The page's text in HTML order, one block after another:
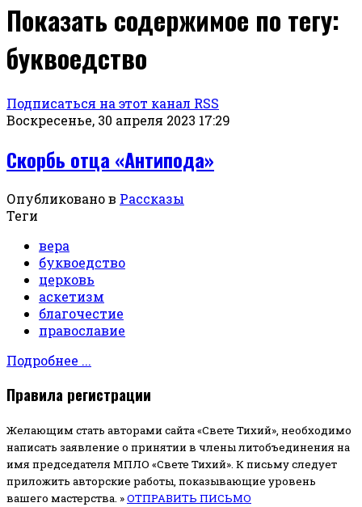
Показать содержимое по тегу:
буквоедство
Подписаться на этот канал RSS
Воскресенье, 30 апреля 2023 17:29
Скорбь отца «Антипода»
Опубликовано в Рассказы
Теги
вера
буквоедство
церковь
аскетизм
благочестие
православие
Подробнее ...
Правила регистрации
Желающим стать авторами сайта «Свете Тихий», необходимо
написать заявление о принятии в члены литобъединения на
имя председателя МПЛО «Свете Тихий». К письму следует
приложить авторские работы, показывающие уровень
вашего мастерства. »ОТПРАВИТЬ ПИСЬМО